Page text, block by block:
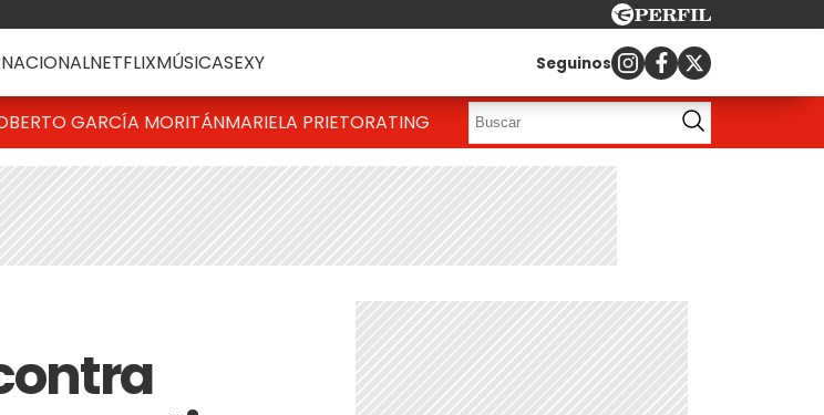
NETFLIXMÚSICASEXY Seguinos
GARCÍA MORITÁNMARIELA PRIETORATING